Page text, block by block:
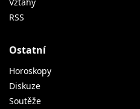
RSS
Ostatní
Horoskopy
Diskuze
Soutěže